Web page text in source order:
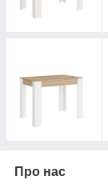
Про нас